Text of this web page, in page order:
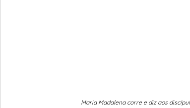
Maria Madalena corre e diz aos